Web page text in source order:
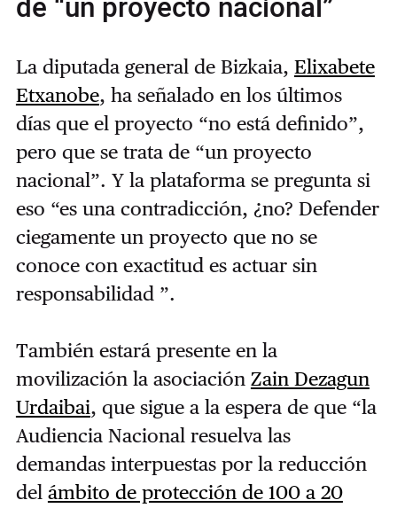
La diputada general de Bizkaia, Elixabete
Etxanobe, ha señalado en los últimos
días que el proyecto “no está definido”,
pero que se trata de “un proyecto
nacional”. Y la plataforma se pregunta si
eso “es una contradicción, ¿no? Defender
ciegamente un proyecto que no se
conoce con exactitud es actuar sin
responsabilidad ”.
También estará presente en la
movilización la asociación Zain Dezagun
Urdaibai, que sigue a la espera de que “la
Audiencia Nacional resuelva las
demandas interpuestas por la reducción
del ámbito de protección de 100 a 20